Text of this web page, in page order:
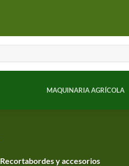
MAQUINARIA AGRÍCOLA
Recortabordes y accesorios